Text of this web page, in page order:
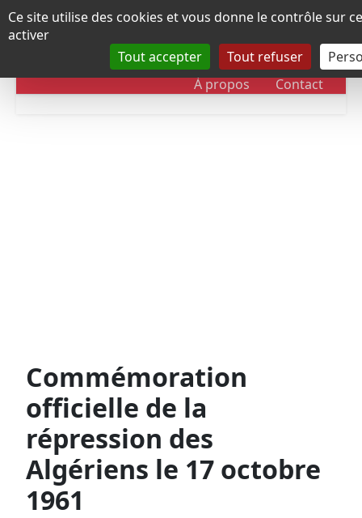
Panneau de gestion des cookies
Ce site utilise des cookies et vous donne le contrôle sur
activer
Tout accepter
Tout refuser
DOSSIERS CHRONOLOGIE
À propos Contact
Commémoration
officielle de la
répression des
Algériens le 17 octobre
1961